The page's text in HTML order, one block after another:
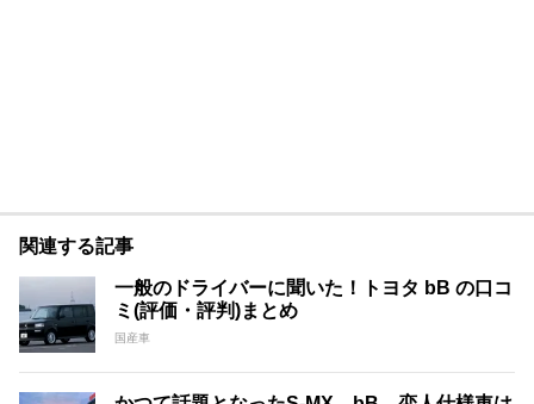
関連する記事
一般のドライバーに聞いた！トヨタ bB の口コ
ミ(評価・評判)まとめ
国産車